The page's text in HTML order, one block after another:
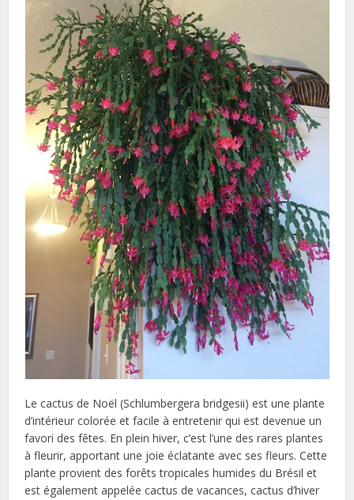
Le cactus de Noël (Schlumbergera bridgesii) est une plante
d’intérieur colorée et facile à entretenir qui est devenue un
favori des fêtes. En plein hiver, c’est l’une des rares plantes
à fleurir, apportant une joie éclatante avec ses fleurs. Cette
plante provient des forêts tropicales humides du Brésil et
est également appelée cactus de vacances, cactus d’hiver